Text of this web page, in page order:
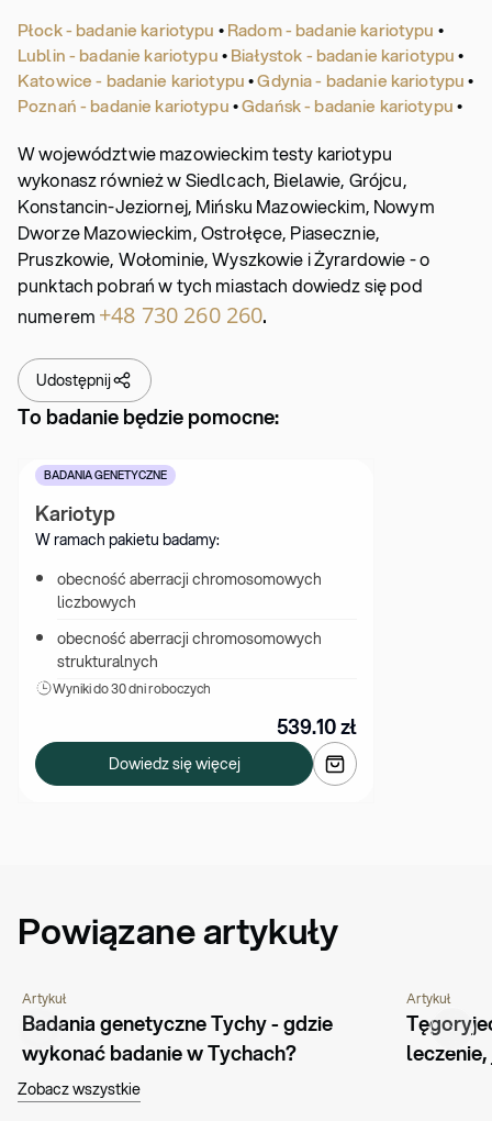
Płock - badanie kariotypu •Radom - badanie kariotypu •
Lublin - badanie kariotypu•Białystok - badanie kariotypu•
Katowice - badanie kariotypu•Gdynia - badanie kariotypu•
Poznań - badanie kariotypu•Gdańsk - badanie kariotypu•
W województwie mazowieckim testy kariotypu
wykonasz również w Siedlcach, Bielawie, Grójcu,
Konstancin-Jeziornej, Mińsku Mazowieckim, Nowym
Dworze Mazowieckim, Ostrołęce, Piasecznie,
Pruszkowie, Wołominie, Wyszkowie i Żyrardowie - o
punktach pobrań w tych miastach dowiedz się pod
numerem +48 730 260 260.
Udostępnij
To badanie będzie pomocne:
BADANIA GENETYCZNE
Kariotyp
W ramach pakietu badamy:
obecność aberracji chromosomowych
liczbowych
obecność aberracji chromosomowych
strukturalnych
Wyniki do 30 dni roboczych
539.10zł
Dowiedz się więcej
Powiązane artykuły
PORADNIK PYTANIA I ODPOWIEDZI
Artykuł
Badania genetyczne Tychy - gdzie
wykonać badanie w Tychach?
Artykuł
Zobacz wszystkie